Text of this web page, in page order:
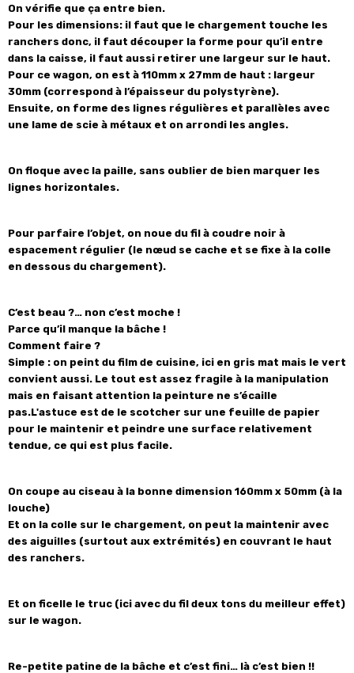
On vérifie que ça entre bien.
Pour les dimensions: il faut que le chargement touche les
ranchers donc, il faut découper la forme pour qu’il entre
dans la caisse, il faut aussi retirer une largeur sur le haut.
Pour ce wagon, on est à 110mm x 27mm de haut : largeur
30mm (correspond à l’épaisseur du polystyrène).
Ensuite, on forme des lignes régulières et parallèles avec
une lame de scie à métaux et on arrondi les angles.
On floque avec la paille, sans oublier de bien marquer les
lignes horizontales.
Pour parfaire l’objet, on noue du fil à coudre noir à
espacement régulier (le nœud se cache et se fixe à la colle
en dessous du chargement).
C’est beau ?… non c’est moche !
Parce qu’il manque la bâche !
Comment faire ?
Simple : on peint du film de cuisine, ici en gris mat mais le vert
convient aussi. Le tout est assez fragile à la manipulation
mais en faisant attention la peinture ne s’écaille
pas.L'astuce est de le scotcher sur une feuille de papier
pour le maintenir et peindre une surface relativement
tendue, ce qui est plus facile.
On coupe au ciseau à la bonne dimension 160mm x 50mm (à la
louche)
Et on la colle sur le chargement, on peut la maintenir avec
des aiguilles (surtout aux extrémités) en couvrant le haut
des ranchers.
Et on ficelle le truc (ici avec du fil deux tons du meilleur effet)
sur le wagon.
Re-petite patine de la bâche et c’est fini… là c’est bien !!